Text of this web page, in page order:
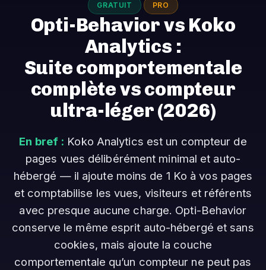
GRATUIT PRO
Opti-Behavior vs Koko
Analytics :
Suite comportementale
complète vs compteur
ultra-léger(2026)
En bref : Koko Analytics est un compteur de
pages vues délibérément minimal et auto-
hébergé — il ajoute moins de 1 Ko à vos pages
et comptabilise les vues, visiteurs et référents
avec presque aucune charge. Opti-Behavior
conserve le même esprit auto-hébergé et sans
cookies, mais ajoute la couche
comportementale qu’un compteur ne peut pas